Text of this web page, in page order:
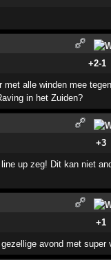
+2-1
met alle winden mee
in het Zuiden?
+3
up zeg! Dit kan niet
+1
avond met super